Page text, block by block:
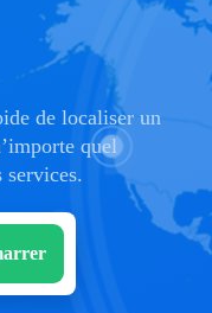
de localiser un
quel
services.